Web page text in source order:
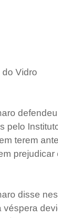
Vidro
pelo
terem
disse